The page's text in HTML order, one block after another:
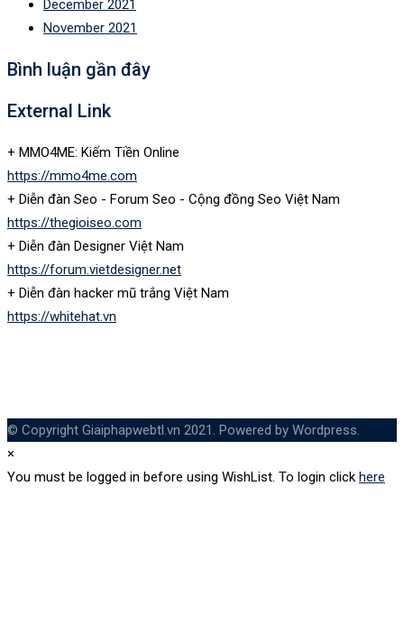
December 2021
November 2021
Bình luận gần đây
External Link
+ MMO4ME: Kiếm Tiền Online
https://mmo4me.com
+ Diễn đàn Seo - Forum Seo - Cộng đồng Seo Việt Nam
https://thegioiseo.com
+ Diễn đàn Designer Việt Nam
https://forum.vietdesigner.net
+ Diễn đàn hacker mũ trắng Việt Nam
https://whitehat.vn
© Copyright Giaiphapwebtl.vn 2021. Powered by Wordpress.
×
You must be logged in before using WishList. To login click here